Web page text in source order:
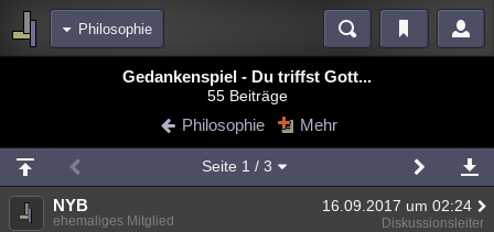
Philosophie
Blogs
Chat Wiki Neuigkeiten
meine Rubriken
Menschen Mystery Kriminalfälle
Gedankenspiel - Du triffst Gott...
55 Beiträge
Philosophie Mehr
Seite 1 / 3
NYB 16.09.2017 um 02:24
ehemaliges Mitglied Diskussionsleiter